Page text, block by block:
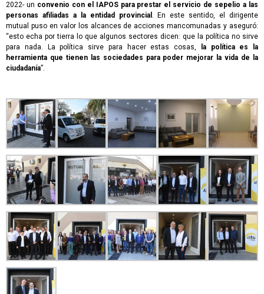
2022- un convenio con el IAPOS para prestar el servicio de sepelio a las
personas afiliadas a la entidad provincial . En este sentido, el dirigente
mutual puso en valor los alcances de acciones mancomunadas y aseguró:
“esto echa por tierra lo que algunos sectores dicen: que la política no sirve
para nada. La política sirve para hacer estas cosas,
la política es la
herramienta que tienen las sociedades para poder mejorar la vida de la
ciudadanía”.